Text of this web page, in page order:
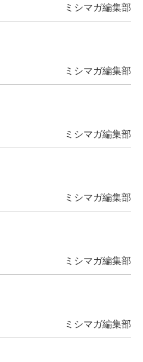
ミシマガ編集部
ミシマガ編集部
ミシマガ編集部
ミシマガ編集部
ミシマガ編集部
ミシマガ編集部